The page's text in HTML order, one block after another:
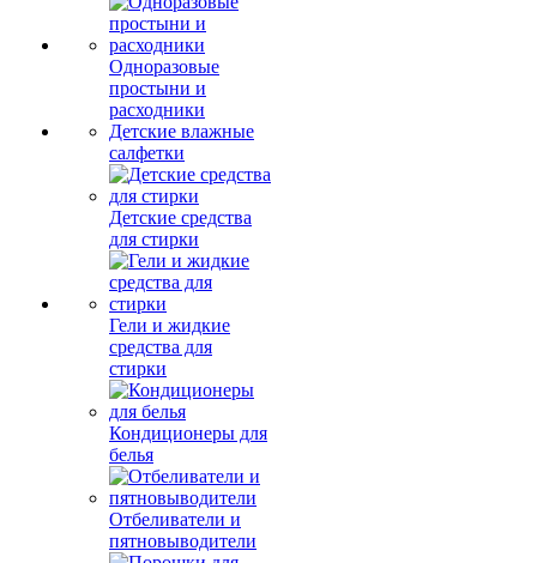
Одноразовые
простыни и
расходники
Детские влажные
салфетки
Детские средства
для стирки
Гели и жидкие
средства для
стирки
Кондиционеры для
белья
Отбеливатели и
пятновыводители